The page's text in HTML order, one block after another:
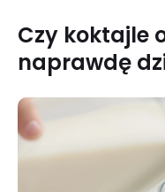
Czy koktajle
naprawdę